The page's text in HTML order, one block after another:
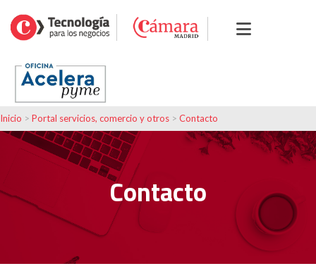
Inicio > Portal servicios, comercio y otros > Contacto
Contacto